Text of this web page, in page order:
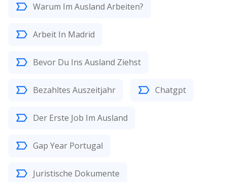
Warum Im Ausland Arbeiten?
Arbeit In Madrid
Bevor Du Ins Ausland Ziehst
Bezahltes Auszeitjahr Chatgpt
Der Erste Job Im Ausland
Gap Year Portugal
Juristische Dokumente